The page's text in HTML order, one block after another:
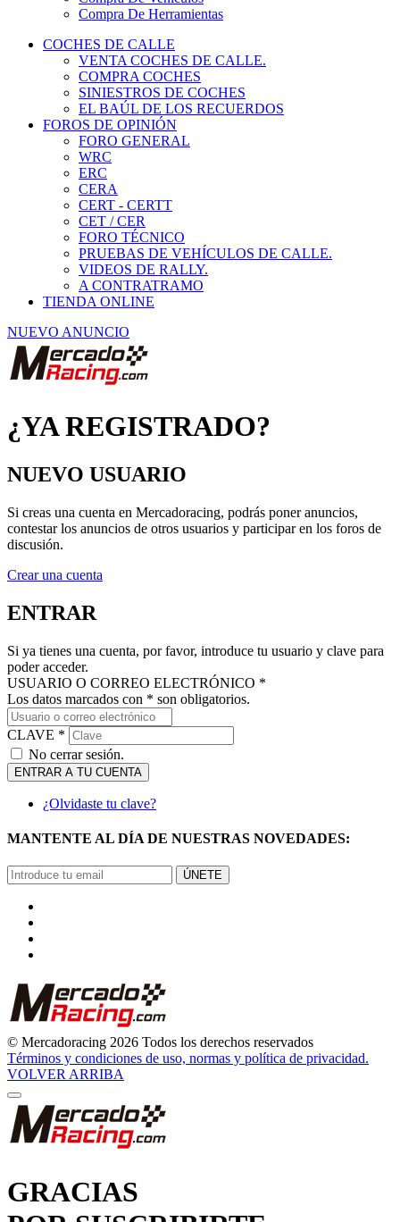
COCHES DE CALLE
VENTA COCHES DE CALLE.
COMPRA COCHES
SINIESTROS DE COCHES
EL BAÚL DE LOS RECUERDOS
FOROS DE OPINIÓN
FORO GENERAL
WRC
ERC
CERA
CERT - CERTT
CET / CER
FORO TÉCNICO
PRUEBAS DE VEHÍCULOS DE CALLE.
VIDEOS DE RALLY.
A CONTRATRAMO
TIENDA ONLINE
NUEVO ANUNCIO
contestar los anuncios de otros usuarios y participar en los foros de
discusión.
Crear una cuenta
poder acceder.
USUARIO O CORREO ELECTRÓNICO *
Los datos marcados con * son obligatorios.
CLAVE *
No cerrar sesión.
ENTRAR A TU CUENTA
¿Olvidaste tu clave?
MANTENTE AL DÍA DE NUESTRAS NOVEDADES:
© Mercadoracing 2026 Todos los derechos reservados
Términos y condiciones de uso, normas y política de privacidad.
VOLVER ARRIBA
POR SUSCRIBIRTE